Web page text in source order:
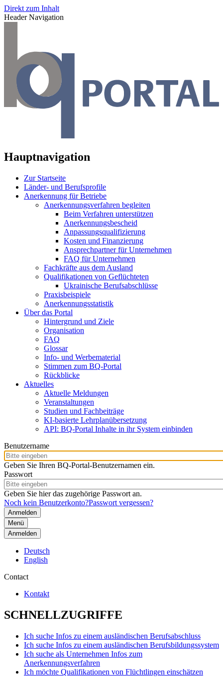
Direkt zum Inhalt
Header Navigation
Hauptnavigation
Zur Startseite
Länder- und Berufsprofile
Anerkennung für Betriebe
Anerkennungsverfahren begleiten
Beim Verfahren unterstützen
Anerkennungsbescheid
Anpassungsqualifizierung
Kosten und Finanzierung
Ansprechpartner für Unternehmen
FAQ für Unternehmen
Fachkräfte aus dem Ausland
Qualifikationen von Geflüchteten
Ukrainische Berufsabschlüsse
Praxisbeispiele
Anerkennungsstatistik
Über das Portal
Hintergrund und Ziele
Organisation
FAQ
Glossar
Info- und Werbematerial
Stimmen zum BQ-Portal
Rückblicke
Aktuelles
Aktuelle Meldungen
Veranstaltungen
Studien und Fachbeiträge
KI-basierte Lehrplanübersetzung
API: BQ-Portal Inhalte in ihr System einbinden
Benutzername
Geben Sie Ihren BQ-Portal-Benutzernamen ein.
Passwort
Geben Sie hier das zugehörige Passwort an.
Noch kein Benutzerkonto?Passwort vergessen?
Menü
Anmelden
Deutsch
English
Contact
Kontakt
SCHNELLZUGRIFFE
Ich suche Infos zu einem ausländischen Berufsabschluss
Ich suche Infos zu einem ausländischen Berufsbildungssystem
Ich suche als Unternehmen Infos zum
Anerkennungsverfahren
Ich möchte Qualifikationen von Flüchtlingen einschätzen